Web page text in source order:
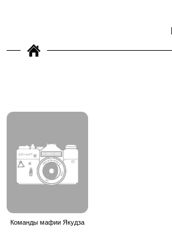
Команды мафии Якудза